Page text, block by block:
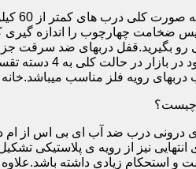
ضخامت چهارچوب را اندازه گیری
رو بگیرید.قفل دربهای ضد سرقت
رویه فلز مناسب
چیست؟
درب ضد آب ای بی اس از ام